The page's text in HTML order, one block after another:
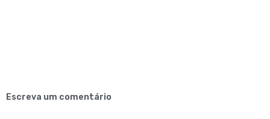
Escreva um comentário